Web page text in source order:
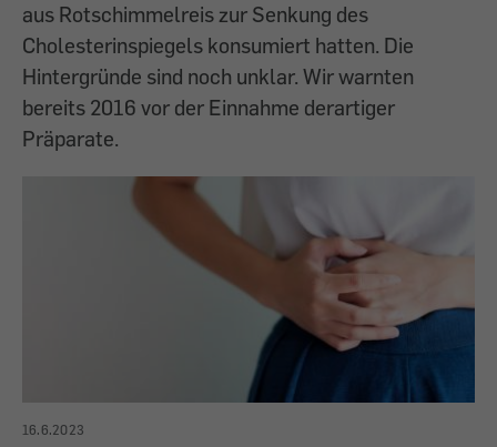
aus Rotschimmelreis zur Senkung des
Cholesterinspiegels konsumiert hatten. Die
Hintergründe sind noch unklar. Wir warnten
bereits 2016 vor der Einnahme derartiger
Präparate.
16.6.2023